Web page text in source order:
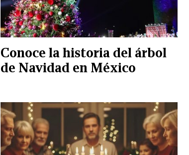
Conoce la historia del árbol
de Navidad en México